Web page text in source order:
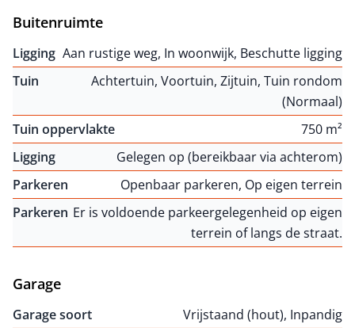
Buitenruimte
Ligging Aan rustige weg, In woonwijk, Beschutte ligging
Tuin
Achtertuin, Voortuin, Zijtuin, Tuin rondom
(Normaal)
Tuin oppervlakte
750 m²
Ligging
Gelegen op (bereikbaar via achterom)
Parkeren
Openbaar parkeren, Op eigen terrein
Parkeren Er is voldoende parkeergelegenheid op eigen
terrein of langs de straat.
Garage
Garage soort
Vrijstaand (hout), Inpandig